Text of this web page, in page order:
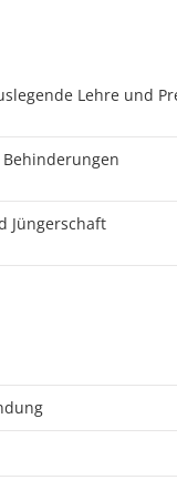
Lehre und
Jüngerschaft